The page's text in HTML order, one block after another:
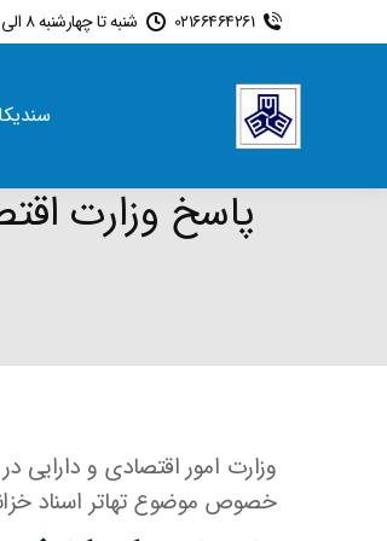
02166464261 شنبه تا چهارشنبه 8 الی 16
سندیکا
پاسخ وزارت
خصوص موضوع تهاتر اسناد